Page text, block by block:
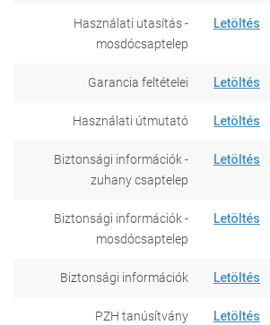
Használati utasítás -
mosdócsaptelep
Letöltés
Garancia feltételei Letöltés
Használati útmutató Letöltés
Biztonsági információk -
zuhany csaptelep
Letöltés
Biztonsági információk -
mosdócsaptelep
Letöltés
Biztonsági információk Letöltés
PZH tanúsítvány Letöltés